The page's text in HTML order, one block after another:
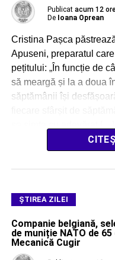
Publicat acum 12 ore
De Ioana Oprean
Cristina Pașca
Apuseni, preparatul
pețitului: „În funcție de
să meargă și la a doua
săptămânii își
ŞTIREA ZILEI
Companie belgiană,
de muniție NATO de
Mecanică Cugir